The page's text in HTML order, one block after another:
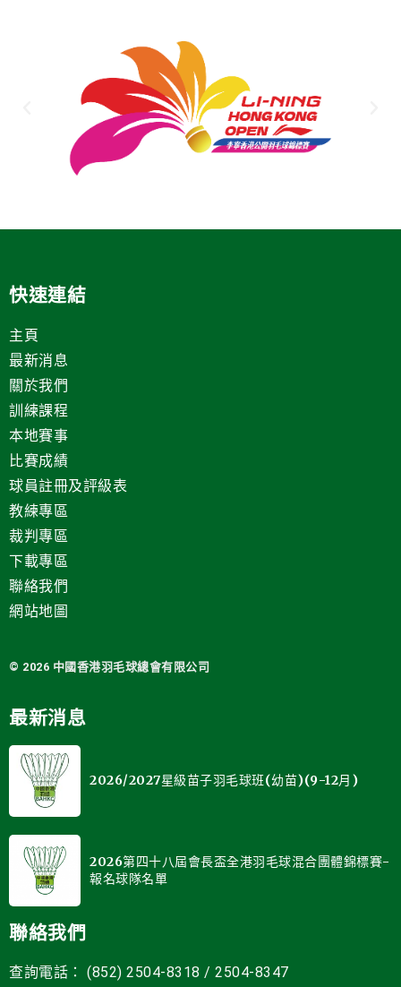
快速連結
主頁
最新消息
關於我們
訓練課程
本地賽事
比賽成績
球員註冊及評級表
教練專區
裁判專區
下載專區
聯絡我們
網站地圖
© 2026 中國香港羽毛球總會有限公司
最新消息
2026/2027星級苗子羽毛球班(幼苗)(9-12月)
2026第四十八屆會長盃全港羽毛球混合團體錦標賽-
報名球隊名單
聯絡我們
查詢電話： (852) 2504-8318 / 2504-8347